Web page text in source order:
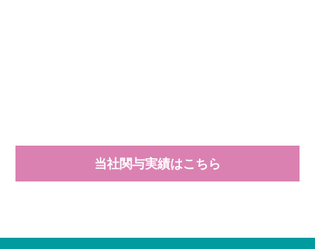
当社関与実績はこちら